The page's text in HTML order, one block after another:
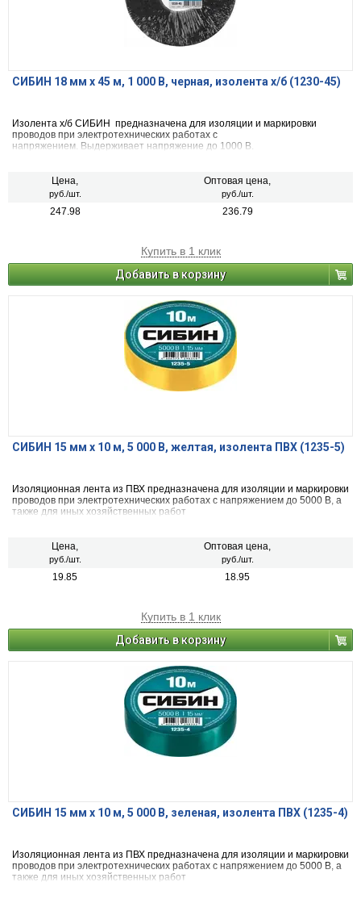
СИБИН 18 мм х 45 м, 1 000 В, черная, изолента х/б (1230-45)
Изолента х/б СИБИН предназначена для изоляции и маркировки
проводов при электротехнических работах с
напряжением. Выдерживает напряжение до 1000 В.
Цена,
руб./шт.
Оптовая цена,
руб./шт.
247.98 236.79
Купить в 1 клик
Добавить в корзину
СИБИН 15 мм х 10 м, 5 000 В, желтая, изолента ПВХ (1235-5)
Изоляционная лента из ПВХ предназначена для изоляции и маркировки
проводов при электротехнических работах с напряжением до 5000 В, а
также для иных хозяйственных работ
Цена,
руб./шт.
Оптовая цена,
руб./шт.
19.85 18.95
Купить в 1 клик
Добавить в корзину
СИБИН 15 мм х 10 м, 5 000 В, зеленая, изолента ПВХ (1235-4)
Изоляционная лента из ПВХ предназначена для изоляции и маркировки
проводов при электротехнических работах с напряжением до 5000 В, а
также для иных хозяйственных работ